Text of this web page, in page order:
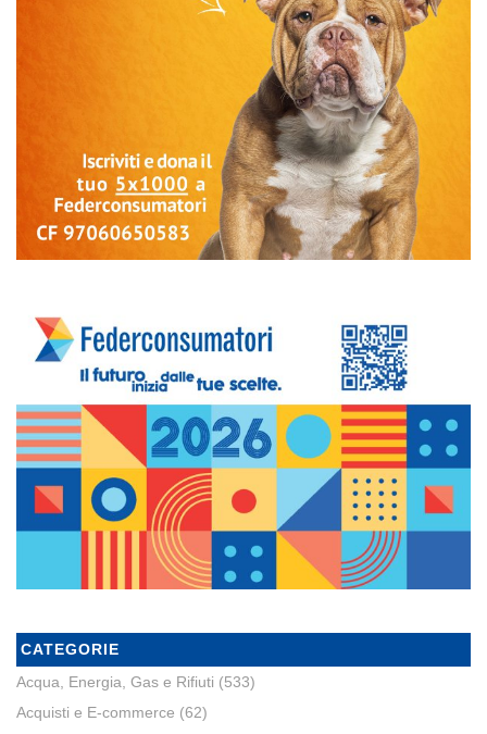
CATEGORIE
Acqua, Energia, Gas e Rifiuti (533)
Acquisti e E-commerce (62)